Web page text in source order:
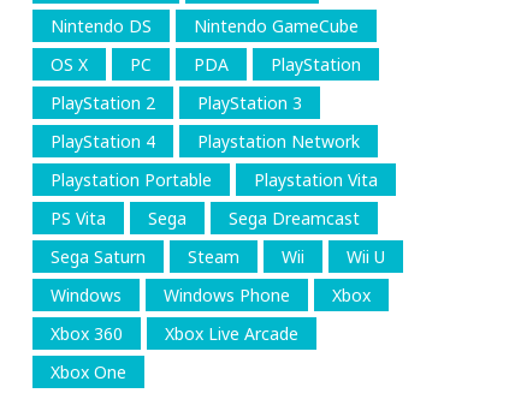
Nintendo DS
Nintendo GameCube
OS X
PC PDA
PlayStation
PlayStation 2
PlayStation 3
PlayStation 4
Playstation Network
Playstation Portable
Playstation Vita
PS Vita
Sega
Sega Dreamcast
Sega Saturn
Steam Wii
Wii U
Windows
Windows Phone
Xbox
Xbox 360
Xbox Live Arcade
Xbox One